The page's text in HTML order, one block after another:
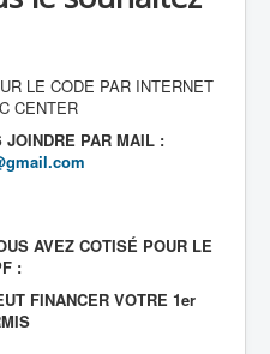
LE CODE PAR INTERNET
CENTER
JOINDRE PAR MAIL :
AVEZ COTISÉ POUR LE
:
FINANCER VOTRE 1er